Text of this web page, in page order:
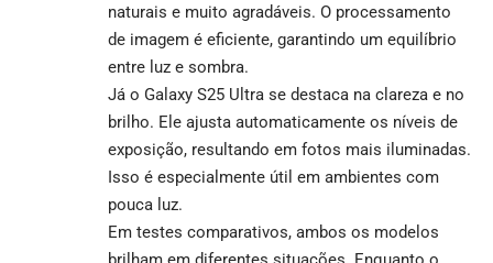
naturais e muito agradáveis. O processamento
de imagem é eficiente, garantindo um equilíbrio
entre luz e sombra.
Já o Galaxy S25 Ultra se destaca na clareza e no
brilho. Ele ajusta automaticamente os níveis de
exposição, resultando em fotos mais iluminadas.
Isso é especialmente útil em ambientes com
pouca luz.
Em testes comparativos, ambos os modelos